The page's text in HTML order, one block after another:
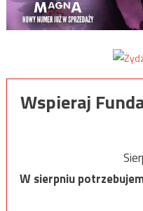
Wspieraj
W sierpniu